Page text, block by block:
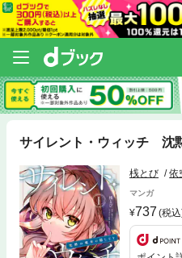
サイレント・ウィッチ 沈
桟とび 依
マンガ
737 (税